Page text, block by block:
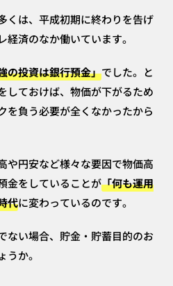
くは、平成初期に終わりを告げ
済のなか働いています。
の投資は銀行預金」でした。と
しておけば、物価が下がるため
を負う必要が全くなかったから
や円安など様々な要因で物価高
金をしていることが「何も運用
代に変わっているのです。
ない場合、貯金・貯蓄目的のお
か。